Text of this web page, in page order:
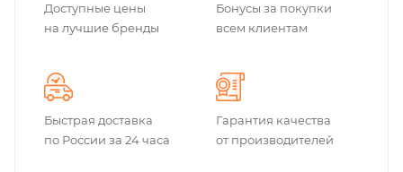
Доступные цены
на лучшие бренды
Бонусы за покупки
всем клиентам
Быстрая доставка
по России за 24 часа
Гарантия качества
от производителей